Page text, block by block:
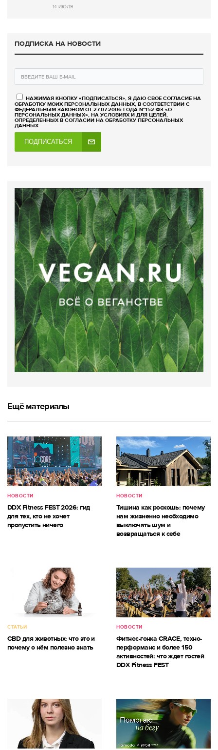
14 ИЮЛЯ
ПОДПИСКА НА НОВОСТИ
НАЖИМАЯ КНОПКУ «ПОДПИСАТЬСЯ», Я ДАЮ СВОЕ СОГЛАСИЕ НА
ОБРАБОТКУ МОИХ ПЕРСОНАЛЬНЫХ ДАННЫХ, В СООТВЕТСТВИИ С
ФЕДЕРАЛЬНЫМ ЗАКОНОМ ОТ 27.07.2006 ГОДА №152-ФЗ «О
ПЕРСОНАЛЬНЫХ ДАННЫХ», НА УСЛОВИЯХ И ДЛЯ ЦЕЛЕЙ,
ОПРЕДЕЛЕННЫХ В СОГЛАСИИ НА ОБРАБОТКУ ПЕРСОНАЛЬНЫХ
ДАННЫХ
ПОДПИСАТЬСЯ
Ещё материалы
НОВОСТИ
DDX Fitness FEST 2026: гид
для тех, кто не хочет
пропустить ничего
НОВОСТИ
Тишина как роскошь: почему
нам жизненно необходимо
выключать шум и
возвращаться к себе
СТАТЬИ
CBD для животных: что это и
почему о нём полезно знать
НОВОСТИ
Фитнес-гонка CRACE, техно-
перформанс и более 150
активностей: что ждет гостей
DDX Fitness FEST